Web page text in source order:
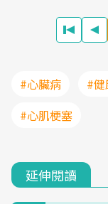
#心臟病 #
#心肌梗塞
延伸閱讀